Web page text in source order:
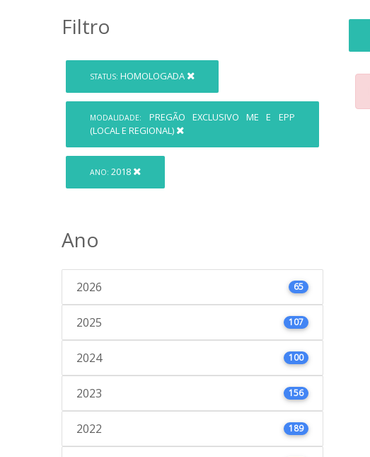
Filtro
STATUS: HOMOLOGADA
MODALIDADE:
PREGÃO EXCLUSIVO ME E EPP
(LOCAL E REGIONAL)
ANO: 2018
Ano
2026 65
2025 107
2024 100
2023 156
2022 189